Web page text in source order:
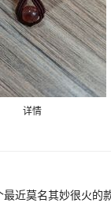
详情
最近莫名其妙很火的